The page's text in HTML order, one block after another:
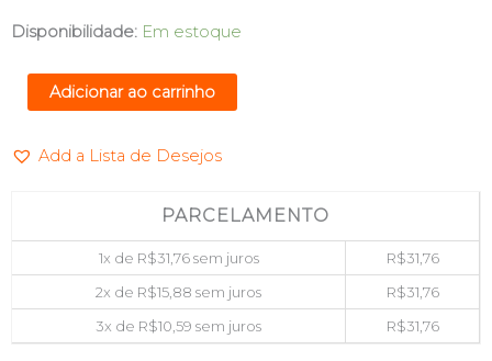
Disponibilidade: Em estoque
TECLADO
TECLAS
VINIK
Adicionar ao carrinho
Add a Lista de Desejos
PARCELAMENTO
1x de R$31,76sem juros R$31,76
2x de R$15,88 sem juros R$31,76
3x de R$10,59 sem juros R$31,76